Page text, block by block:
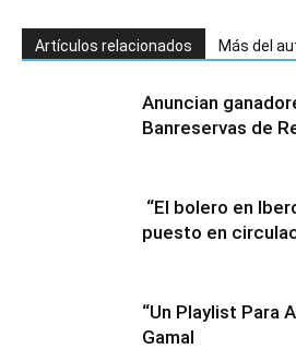
Artículos relacionados Más del
Anuncian
Banreservas de
“El bolero en
puesto en
“Un Playlist Para
Gamal